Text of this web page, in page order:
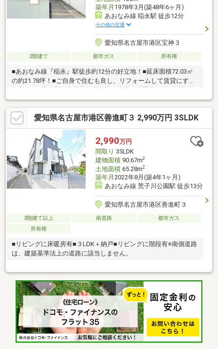
築年月 1978年3月(築48年6ヶ月)
あおなみ線 稲永駅 徒歩12分
その他の交通
愛知県名古屋市港区宝神３
2階建て 都市ガス 所有権
■あおなみ線『稲永』駅徒歩約12分の好立地！■延床面積72.03㎡
の約21.78坪！■ご自身で住むも良し、リフォームして賃貸にする
質問はお気軽にお問い合わせください。＜Life Information＞港西
小学校 徒歩約5分宝神中学校 徒歩約9分ファミリーマート 十
一屋三丁目店 徒歩約4分名古屋稲永郵便局 徒歩約9分十一屋第
二公園 徒歩約5分カインズモール 徒歩約15分
愛知県名古屋市港区善進町３ 2,990万円 3SLDK
2,990万円
間取り 3SLDK
建物面積90.67m2
土地面積65.28m2
築年月 2022年8月(築4年1ヶ月)
あおなみ線 荒子川公園駅 徒歩13分
愛知県名古屋市港区善進町３
3階建て以上 南道路
都市ガス
所有権
■リビングに床暖房有■３LDK＋納戸■リビングに階段有※南側道路
は、建築基準法上の道路に該当しません。